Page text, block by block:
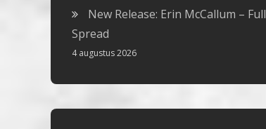
New Release: Erin McCallum – Full
Spread
4 augustus 2026